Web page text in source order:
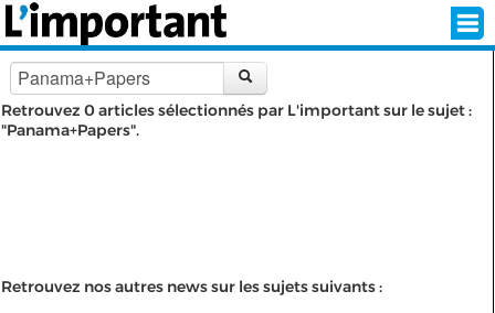
INSCRIPTION
SUR L'ÉCRAN D'ACCUEIL
Retrouvez 0 articles sélectionnés par L'important sur le sujet :
"Panama+Papers".
Retrouvez nos autres news sur les sujets suivants :